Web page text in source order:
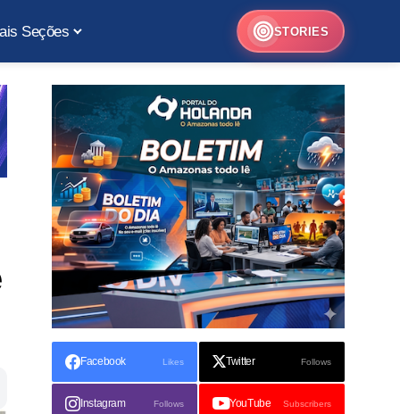
Seções STORIES
Facebook Likes Twitter Follows
Instagram Follows YouTube Subscribers